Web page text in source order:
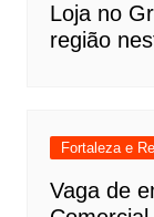
Loja no
região
Fortaleza e
Vaga de